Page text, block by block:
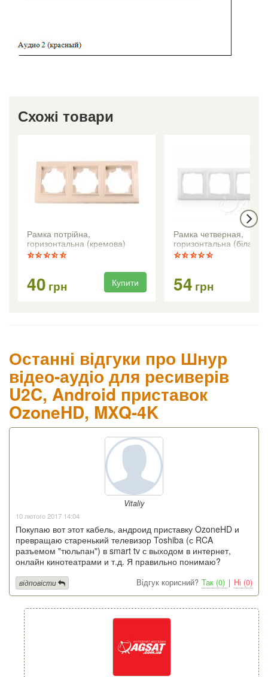
Схожі товари
Рамка потрійна,
горизонтальна (кремова)
Anestech
40 грн Купити
Рамка четверная,
горизонтальна (біла)
54 грн
Останні відгуки про Шнур
відео-аудіо для ресиверів
U2C, Android приставок
OzoneHD, MXQ-4K
Vitaliy
10 лютого 2017 14:04
Покупаю вот этот кабель, андроид приставку OzoneHD и
превращаю старенький телевизор Toshiba (с RCA
разъемом "тюльпан") в smart tv с выходом в интернет,
онлайн кинотеатрами и т.д. Я правильно понимаю?
Відгук корисний? Так (0) | Ні (0)
відповісти